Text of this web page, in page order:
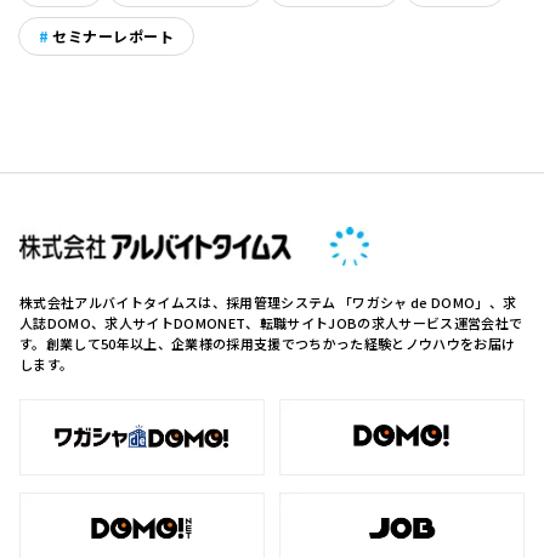
セミナーレポート
株式会社アルバイトタイムスは、採用管理システム 「ワガシャ de DOMO」、求
人誌DOMO、求人サイトDOMONET、転職サイトJOBの求人サービス運営会社で
す。創業して50年以上、企業様の採用支援でつちかった経験とノウハウをお届け
します。